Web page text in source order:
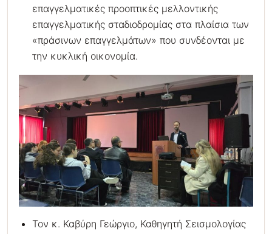
επαγγελματικές προοπτικές μελλοντικής
επαγγελματικής σταδιοδρομίας στα πλαίσια των
«πράσινων επαγγελμάτων» που συνδέονται με
την κυκλική οικονομία.
Τον κ. Καβύρη Γεώργιο, Καθηγητή Σεισμολογίας